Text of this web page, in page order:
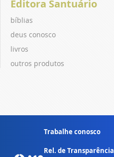
Editora Santuário
bíblias
deus conosco
livros
outros produtos
Trabalhe conosco
Rel. de Transparência